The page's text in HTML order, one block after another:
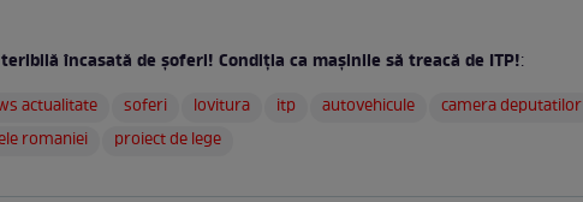
încasată de şoferi! Condiţia ca maşinile să treacă de ITP!:
actualitate soferi lovitura itp autovehicule
camera deputatilor
romaniei proiect de lege